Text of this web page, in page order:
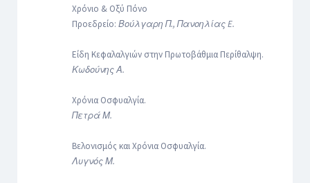
Χρόνιο & Οξύ Πόνο
Προεδρείο: Βούλγαρη Π., Πανοηλίας E.
Είδη Κεφαλαλγιών στην Πρωτοβάθμια Περίθαλψη.
Κωδούνης Α.
Χρόνια Οσφυαλγία.
Πετρά Μ.
Βελονισμός και Χρόνια Οσφυαλγία.
Λυγνός Μ.